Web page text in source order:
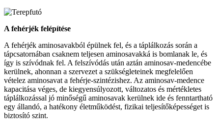
A fehérjék felépítése
A fehérjék aminosavakból épülnek fel, és a táplálkozás során a
tápcsatornában csaknem teljesen aminosavakká is bomlanak le, és
így is szívódnak fel. A felszívódás után aztán aminosav-medencébe
kerülnek, ahonnan a szervezet a szükségleteinek megfelelően
vételez aminosavat a fehérje-szintézishez. Az aminosav-medence
kapacitása véges, de kiegyensúlyozott, változatos és mértékletes
táplálkozással jó minőségű aminosavak kerülnek ide és fenntartható
egy állandó, a hatékony életműködést, fizikai teljesítőképességet is
biztosító szint.